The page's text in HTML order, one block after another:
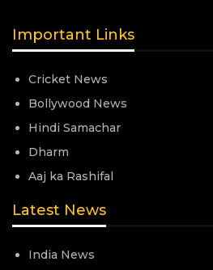
Important Links
Cricket News
Bollywood News
Hindi Samachar
Dharm
Aaj ka Rashifal
Latest News
India News